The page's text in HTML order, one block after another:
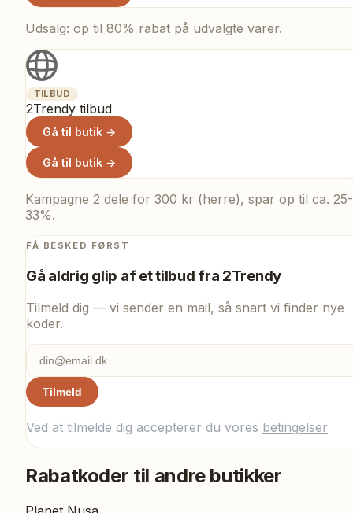
Udsalg: op til 80% rabat på udvalgte varer.
TILBUD
2Trendy tilbud
Gå til butik →
Gå til butik →
Kampagne 2 dele for 300 kr (herre), spar op til ca. 25-
33%.
FÅ BESKED FØRST
Gå aldrig glip af et tilbud fra 2Trendy
Tilmeld dig — vi sender en mail, så snart vi finder nye
koder.
Tilmeld
Ved at tilmelde dig accepterer du vores betingelser
Rabatkoder til andre butikker